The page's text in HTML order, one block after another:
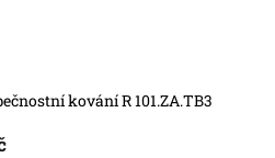
kování R 101.ZA.TB3